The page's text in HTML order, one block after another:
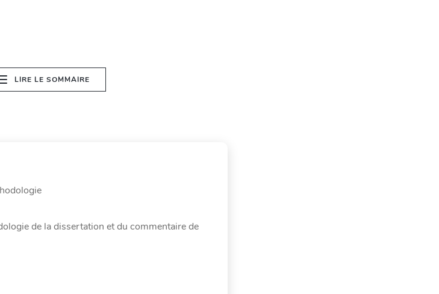
LIRE LE SOMMAIRE
de la dissertation et du commentaire de